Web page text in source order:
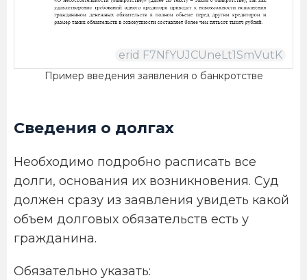
Пример введения заявления о банкротстве
Сведения о долгах
Необходимо подробно расписать все
долги, основания их возникновения. Суд
должен сразу из заявления увидеть какой
объем долговых обязательств есть у
гражданина.
Обязательно указать: